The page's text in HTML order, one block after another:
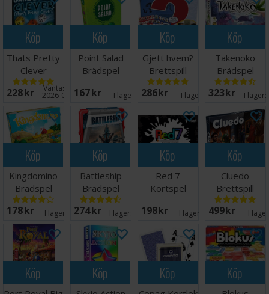
Köp
Thats Pretty
Clever
Tärningsspel
228 SEK Väntas in:
2026-09-30
Köp
Point Salad
Brädspel
167 SEK I lager: 1
Köp
Gjett hvem?
Brettspill
286 SEK I lager: 7
Köp
Takenoko
Brädspel
323 SEK I lager:
Köp
Kingdomino
Brädspel
178 SEK I lager: 18
Köp
Battleship
Brädspel
274 SEK I lager: 20+
Köp
Red 7
Kortspel
198 SEK I lager: 18
Köp
Cluedo
Brettspill
499 SEK I
Köp Köp Köp Köp